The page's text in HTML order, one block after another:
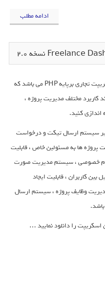
ادامه مطلب
Freelance Dashboard نام یک اسکریپت تجاری برپایه PHP می باشد که
مختلف مدیریت پروژه ،
کنید.
سیستم ارسال تیکت و درخواست
پروژه ها به مسئولین خاص ، قابلیت
خصوصی ، سیستم مدیریت صورت
کاربران ، قابلیت ایجاد
وظایف پروژه ، سیستم ارسال
را دانلود نمایید …